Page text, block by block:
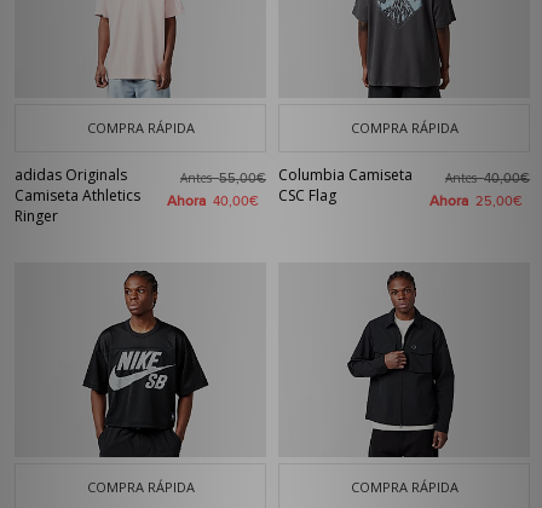
COMPRA RÁPIDA
adidas Originals
Camiseta Athletics
Ringer
Antes55,00€
Ahora 40,00€
COMPRA RÁPIDA
Columbia Camiseta
CSC Flag
Antes40,00€
Ahora 25,00€
COMPRA RÁPIDA COMPRA RÁPIDA